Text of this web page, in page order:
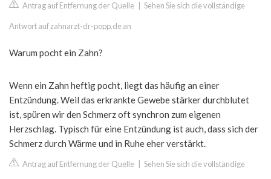
Antrag auf Entfernung der Quelle Sehen Sie sich die vollständige
Antwort auf zahnarzt-dr-popp.de an
Warum pocht ein Zahn?
Wenn ein Zahn heftig pocht, liegt das häufig an einer
Entzündung. Weil das erkrankte Gewebe stärker durchblutet
ist, spüren wir den Schmerz oft synchron zum eigenen
Herzschlag. Typisch für eine Entzündung ist auch, dass sich der
Schmerz durch Wärme und in Ruhe eher verstärkt.
Antrag auf Entfernung der Quelle Sehen Sie sich die vollständige